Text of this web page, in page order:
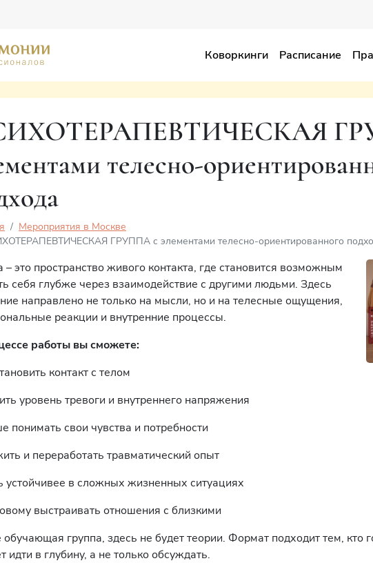
Коворкинги Расписание
телесно-
Мероприятия в Москве
ГРУППА с элементами телесно-ориентированного
– это пространство живого контакта, где становится возможным
себя глубже через взаимодействие с другими людьми. Здесь
направлено не только на мысли, но и на телесные ощущения,
реакции и внутренние процессы.
работы вы сможете:
контакт с телом
уровень тревоги и внутреннего напряжения
понимать свои чувства и потребности
и переработать травматический опыт
устойчивее в сложных жизненных ситуациях
выстраивать отношения с близкими
обучающая группа, здесь не будет теории. Формат подходит тем, кто
идти в глубину, а не только обсуждать.